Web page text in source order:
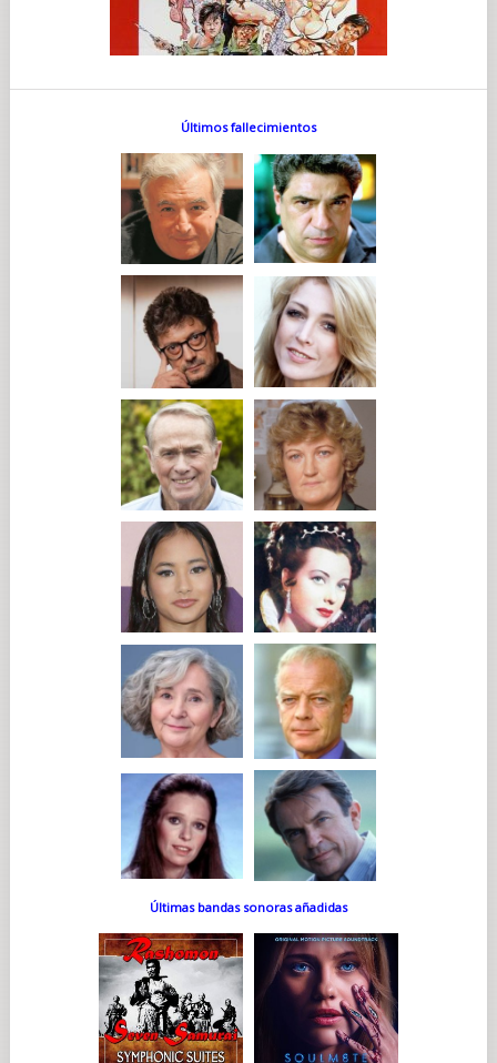
Últimos fallecimientos
Últimas bandas sonoras añadidas